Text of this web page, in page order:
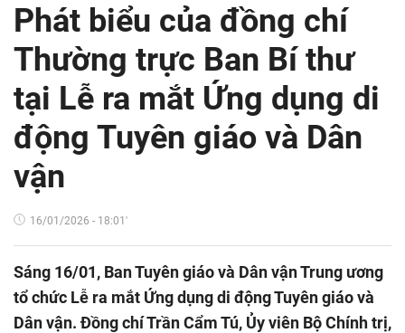
Phát biểu của đồng chí
Thường trực Ban Bí thư
tại Lễ ra mắt Ứng dụng di
động Tuyên giáo và Dân
vận
16/01/2026 - 18:01'
Sáng 16/01, Ban Tuyên giáo và Dân vận Trung ương
tổ chức Lễ ra mắt Ứng dụng di động Tuyên giáo và
Dân vận. Đồng chí Trần Cẩm Tú, Ủy viên Bộ Chính trị,